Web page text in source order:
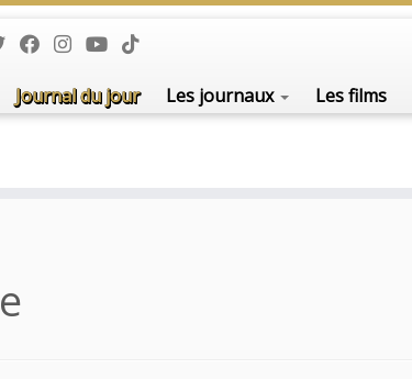
Journal du jour Les journaux Les films